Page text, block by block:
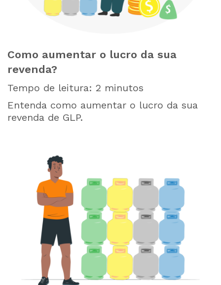
Como aumentar o lucro da sua
revenda?
Tempo de leitura: 2 minutos
Entenda como aumentar o lucro da sua
revenda de GLP.